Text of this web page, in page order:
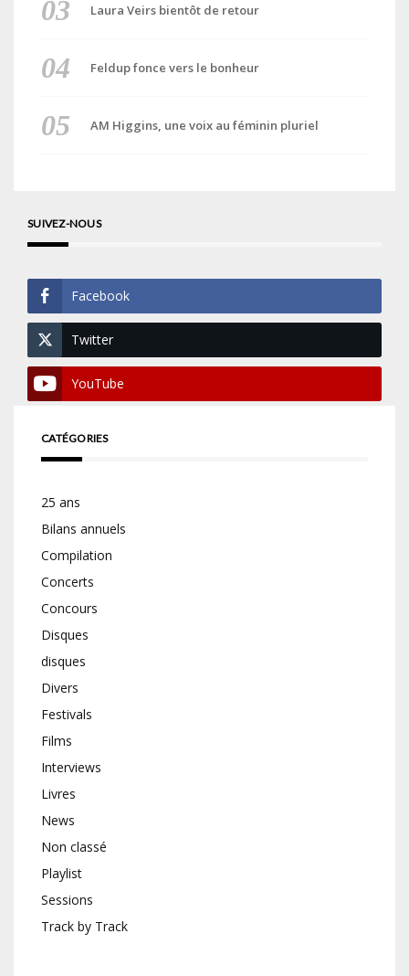
Laura Veirs bientôt de retour
Feldup fonce vers le bonheur
AM Higgins, une voix au féminin pluriel
SUIVEZ-NOUS
Facebook
Twitter
YouTube
CATÉGORIES
25 ans
Bilans annuels
Compilation
Concerts
Concours
Disques
disques
Divers
Festivals
Films
Interviews
Livres
News
Non classé
Playlist
Sessions
Track by Track